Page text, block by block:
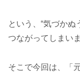
という、“気づかぬ
つながってしまい
そこで今回は、「